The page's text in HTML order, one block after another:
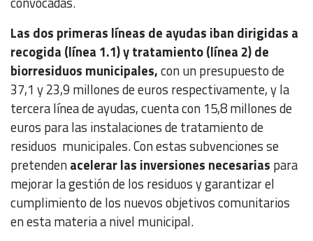
Las dos primeras líneas de ayudas iban dirigidas a
recogida (línea 1.1) y tratamiento (línea 2) de
biorresiduos municipales,con un presupuesto de
37,1 y 23,9 millones de euros respectivamente, y la
tercera línea de ayudas, cuenta con 15,8 millones de
euros para las instalaciones de tratamiento de
residuos municipales. Con estas subvenciones se
pretendenacelerar las inversiones necesarias para
mejorar la gestión de los residuos y garantizar el
cumplimiento de los nuevos objetivos comunitarios
en esta materia a nivel municipal.